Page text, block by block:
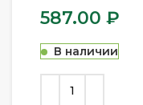
587.00 ₽
В наличии